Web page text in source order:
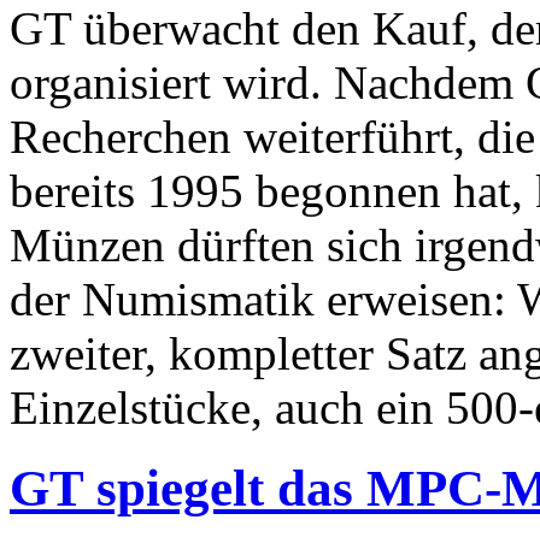
GT überwacht den Kauf,
organisiert wird. Nachdem
Recherchen weiterführt,
bereits 1995 begonnen
Münzen dürften sich
der Numismatik erweisen:
zweiter, kompletter Satz
Einzelstücke, auch ein
GT spiegelt das MPC-